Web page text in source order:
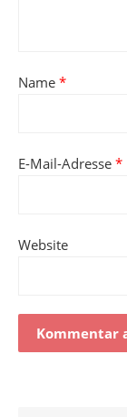
Name *
E-Mail-Adresse *
Website